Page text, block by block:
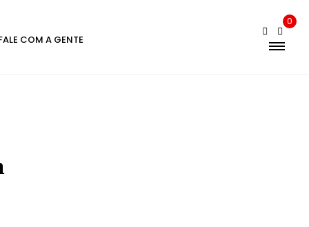
COM A GENTE
0